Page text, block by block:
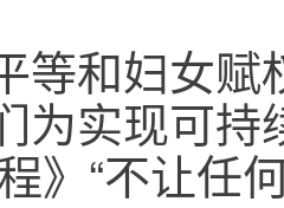
等和妇女
为实现可
》“不让任